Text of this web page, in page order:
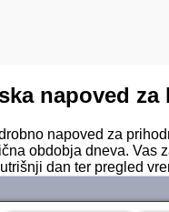
napoved za
napoved za
obdobja dneva. Vas
dan ter pregled